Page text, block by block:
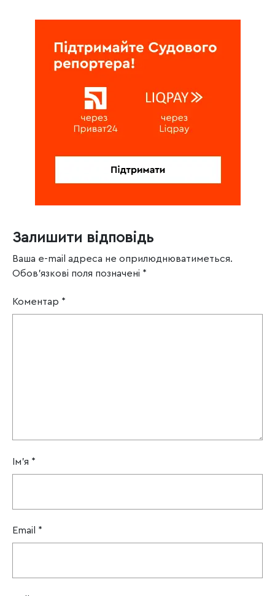
Залишити відповідь
Ваша e-mail адреса не оприлюднюватиметься.
Обов’язкові поля позначені *
Коментар *
Ім'я *
Email *